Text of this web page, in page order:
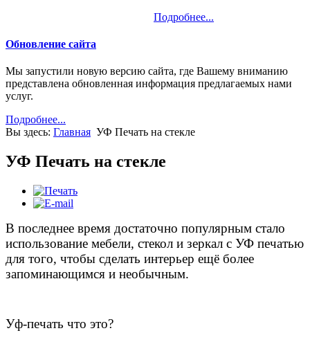
Подробнее...
Обновление сайта
Мы запустили новую версию сайта, где Вашему вниманию
представлена обновленная информация предлагаемых нами
услуг.
Подробнее...
Вы здесь: Главная УФ Печать на стекле
УФ Печать на стекле
В последнее время достаточно популярным стало
использование мебели, стекол и зеркал с УФ печатью
для того, чтобы сделать интерьер ещё более
запоминающимся и необычным.
Уф-печать что это?